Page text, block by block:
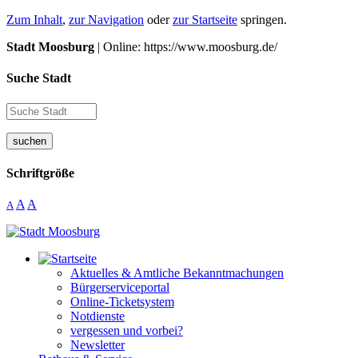
Zum Inhalt, zur Navigation oderzur Startseite springen.
Stadt Moosburg | Online: https://www.moosburg.de/
Suche Stadt
suchen
Schriftgröße
A A A
Aktuelles & Amtliche Bekanntmachungen
Bürgerserviceportal
Online-Ticketsystem
Notdienste
vergessen und vorbei?
Newsletter